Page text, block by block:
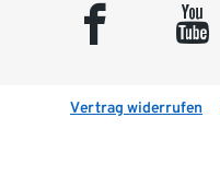
facebook youtube
Vertrag widerrufen